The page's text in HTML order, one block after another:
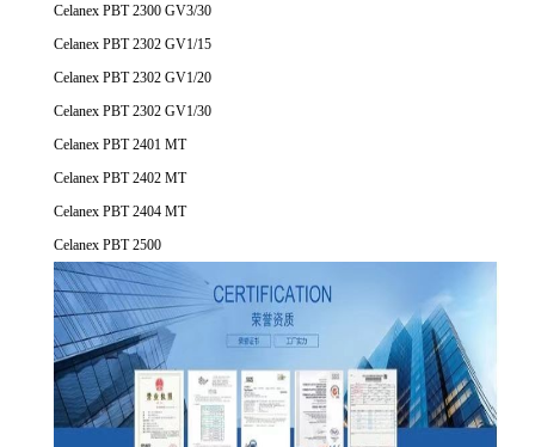
Celanex PBT 2300 GV3/30
Celanex PBT 2302 GV1/15
Celanex PBT 2302 GV1/20
Celanex PBT 2302 GV1/30
Celanex PBT 2401 MT
Celanex PBT 2402 MT
Celanex PBT 2404 MT
Celanex PBT 2500